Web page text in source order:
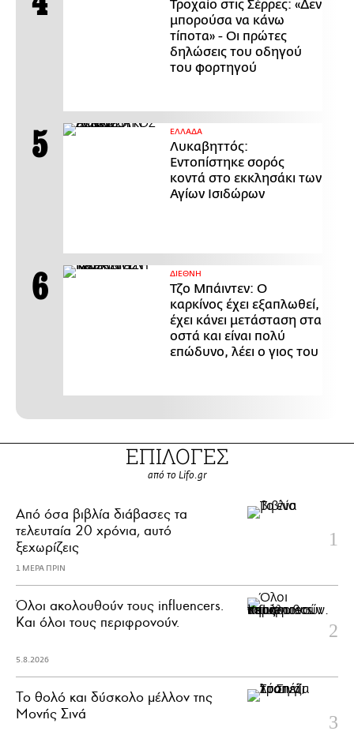
Τροχαίο στις Σέρρες: «Δεν
μπορούσα να κάνω
τίποτα» - Οι πρώτες
δηλώσεις του οδηγού
του φορτηγού
ΕΛΛΑΔΑ
Λυκαβηττός:
Εντοπίστηκε σορός
κοντά στο εκκλησάκι των
Αγίων Ισιδώρων
ΔΙΕΘΝΗ
Τζο Μπάιντεν: Ο
καρκίνος έχει εξαπλωθεί,
έχει κάνει μετάσταση στα
οστά και είναι πολύ
επώδυνο, λέει ο γιος του
ΕΠΙΛΟΓΕΣ
από το Lifo.gr
Από όσα βιβλία διάβασες τα
τελευταία 20 χρόνια, αυτό
ξεχωρίζεις
1 ΜΕΡΑ ΠΡΙΝ
Όλοι ακολουθούν τους influencers.
Και όλοι τους περιφρονούν.
5.8.2026
Το θολό και δύσκολο μέλλον της
Μονής Σινά